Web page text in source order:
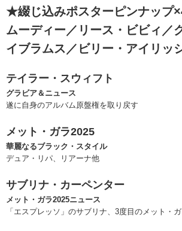
★綴じ込みポスターピンナップ
ムーディー／リース・ビビィ／
イブラムス／ビリー・アイリッ
テイラー・スウィフト
グラビア＆ニュース
遂に自身のアルバム原盤権を取り戻す
メット・ガラ2025
華麗なるブラック・スタイル
デュア・リパ、リアーナ他
サブリナ・カーペンター
メット・ガラ2025ニュース
「エスプレッソ」のサブリナ、3度目のメット・ガ